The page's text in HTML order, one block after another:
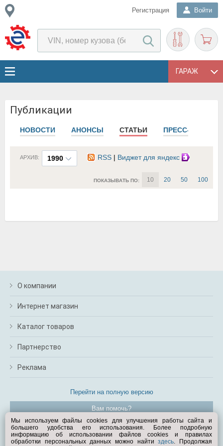
Регистрация Войти
ГАРАЖ
Публикации
НОВОСТИ АНОНСЫ СТАТЬИ ПРЕСС-РЕЛИЗЫ
1990
АРХИВ: RSS | Виджет для яндекс
ПОКАЗЫВАТЬ ПО: 10 20 50 100
О компании
Интернет магазин
Каталог товаров
Партнерство
Реклама
Перейти на полную версию
Вам помочь?
© Exist.ru 1998—2026
Мы используем файлы cookies для улучшения работы сайта и
большего удобства его использования. Более подробную
информацию об использовании файлов cookies и правилах
обработки персональных данных можно найтиздесь. Продолжая